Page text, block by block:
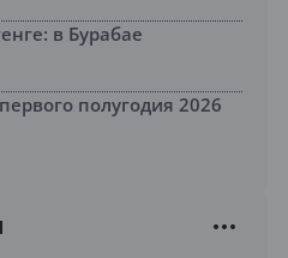
в Бурабае
полугодия 2026